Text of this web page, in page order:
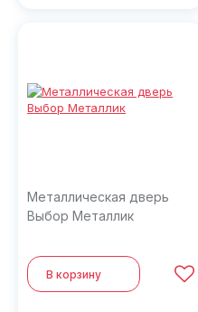
Металлическая дверь
Выбор Металлик
В корзину